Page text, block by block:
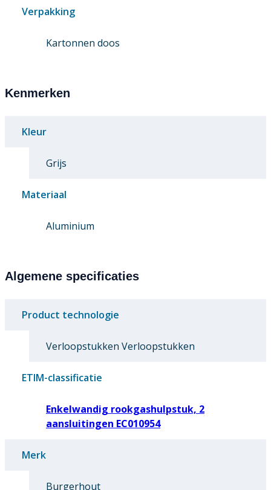
Verpakking
Kartonnen doos
Kenmerken
Kleur
Grijs
Materiaal
Aluminium
Algemene specificaties
Product technologie
Verloopstukken Verloopstukken
ETIM-classificatie
Enkelwandig rookgashulpstuk, 2
aansluitingen EC010954
Merk
Burgerhout